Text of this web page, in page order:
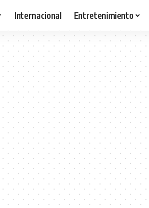
Internacional Entretenimiento